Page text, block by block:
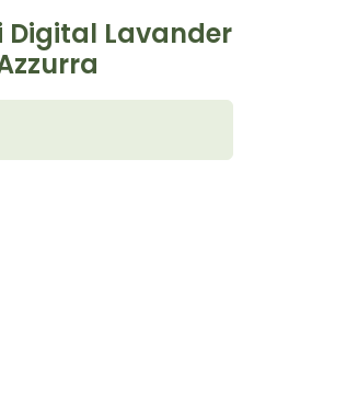
Digital Lavander